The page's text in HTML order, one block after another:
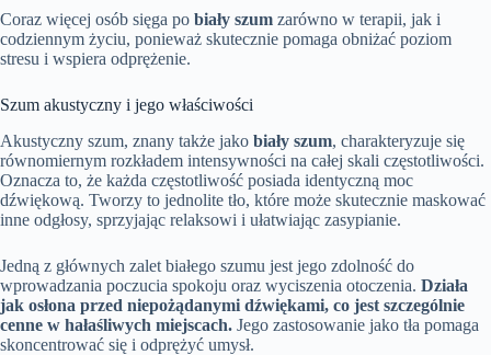
Coraz więcej osób sięga po biały szum zarówno w terapii, jak i
codziennym życiu, ponieważ skutecznie pomaga obniżać poziom
stresu i wspiera odprężenie.
Szum akustyczny i jego właściwości
Akustyczny szum, znany także jako biały szum, charakteryzuje się
równomiernym rozkładem intensywności na całej skali częstotliwości.
Oznacza to, że każda częstotliwość posiada identyczną moc
dźwiękową. Tworzy to jednolite tło, które może skutecznie maskować
inne odgłosy, sprzyjając relaksowi i ułatwiając zasypianie.
Jedną z głównych zalet białego szumu jest jego zdolność do
wprowadzania poczucia spokoju oraz wyciszenia otoczenia. Działa
jak osłona przed niepożądanymi dźwiękami, co jest szczególnie
cenne w hałaśliwych miejscach. Jego zastosowanie jako tła pomaga
skoncentrować się i odprężyć umysł.